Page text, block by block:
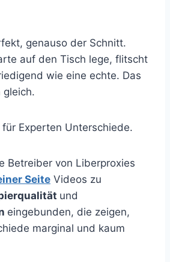
genauso der Schnitt.
auf den Tisch lege, flitscht
wie eine echte. Das
gleich.
Experten Unterschiede.
Betreiber von Liberproxies
Seite Videos zu
und
eingebunden, die zeigen,
marginal und kaum